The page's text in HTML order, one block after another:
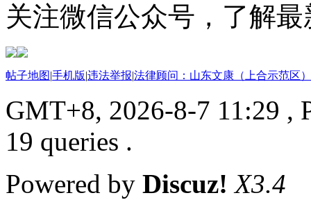
关注微信公众号，了解
帖子地图|手机版|违法举报|法律顾问：山东文康（上合示范区
GMT+8, 2026-8-7 11:29 ,
19 queries .
Powered by Discuz! X3.4